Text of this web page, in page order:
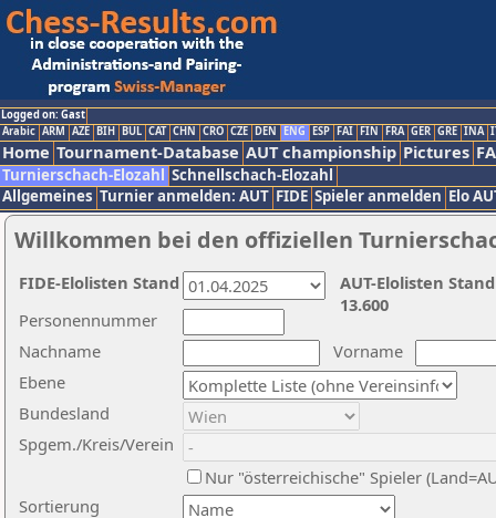
Logged on: Gast
Arabic ARM AZE BIH BUL CAT CHN CRO CZE DEN ENG ESP FAI FIN FRA GER GRE INA
Home Tournament-Database AUT championship Pictures
Turnierschach-Elozahl Schnellschach-Elozahl
Allgemeines Turnier anmelden: AUT FIDE Spieler anmelden Elo
Willkommen bei den offiziellen
Nachname
Vorname
Ebene
Sortierung
Personennummer
Bundesland
Spgem./Kreis/Verein
Nur "österreichische" Spieler
AUT-Elolisten
13.600
FIDE-Elolisten Stand